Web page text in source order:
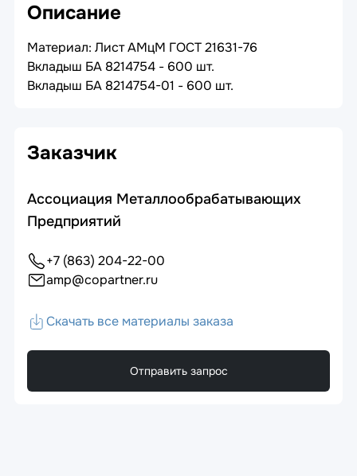
Описание
Материал: Лист АМцМ ГОСТ 21631-76
Вкладыш БА 8214754 - 600 шт.
Вкладыш БА 8214754-01 - 600 шт.
Заказчик
Ассоциация Металлообрабатывающих
Предприятий
+7 (863) 204-22-00
amp@copartner.ru
Скачать все материалы заказа
Отправить запрос